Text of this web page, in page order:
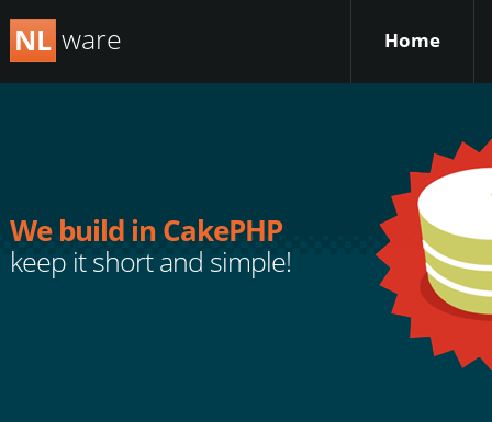
NL ware Home
We build in CakePHP
keep it short and simple!